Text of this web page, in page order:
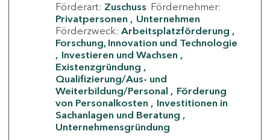
Förderart: Zuschuss Fördernehmer:
Privatpersonen
Unternehmen
Förderzweck: Arbeitsplatzförderung
Forschung, Innovation und Technologie
Investieren und Wachsen
Existenzgründung
Qualifizierung/Aus- und
Weiterbildung/Personal
Förderung
von Personalkosten
Investitionen in
Sachanlagen und Beratung
Unternehmensgründung